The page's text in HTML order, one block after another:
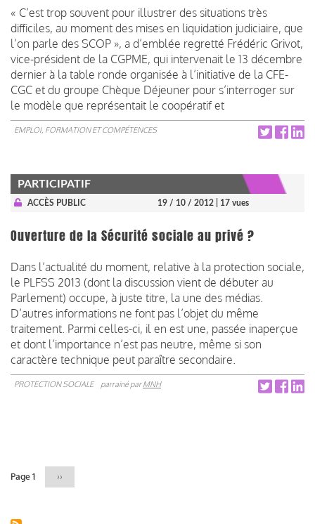
« C’est trop souvent pour illustrer des situations très
difficiles, au moment des mises en liquidation judiciaire, que
l’on parle des SCOP », a d’emblée regretté Frédéric Grivot,
vice-président de la CGPME, qui intervenait le 13 décembre
dernier à la table ronde organisée à l’initiative de la CFE-
CGC et du groupe Chèque Déjeuner pour s’interroger sur
le modèle que représentait le coopératif et
EMPLOI, FORMATION ET COMPÉTENCES
PARTICIPATIF
ACCÈS PUBLIC 19 / 10 / 2012 | 17 vues
Ouverture de la Sécurité sociale au privé ?
Dans l’actualité du moment, relative à la protection sociale,
le PLFSS 2013 (dont la discussion vient de débuter au
Parlement) occupe, à juste titre, la une des médias.
D’autres informations ne font pas l’objet du même
traitement. Parmi celles-ci, il en est une, passée inaperçue
et dont l’importance n’est pas neutre, même si son
caractère technique peut paraître secondaire.
PROTECTION SOCIALE parrainé parMNH
Page 1
Page
››